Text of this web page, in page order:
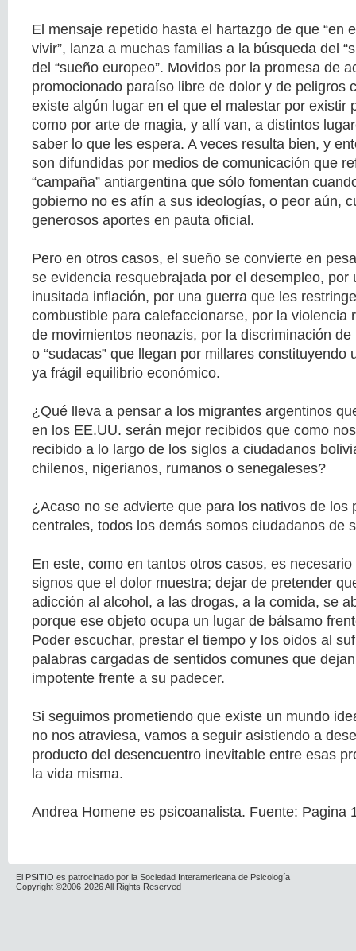
El mensaje repetido hasta el hartazgo de que “en
vivir”, lanza a muchas familias a la búsqueda del
del “sueño europeo”. Movidos por la promesa de
promocionado paraíso libre de dolor y de peligros
existe algún lugar en el que el malestar por existir
como por arte de magia, y allí van, a distintos
saber lo que les espera. A veces resulta bien, y
son difundidas por medios de comunicación que
“campaña” antiargentina que sólo fomentan
gobierno no es afín a sus ideologías, o peor aún,
generosos aportes en pauta oficial.
Pero en otros casos, el sueño se convierte en
se evidencia resquebrajada por el desempleo, por
inusitada inflación, por una guerra que les
combustible para calefaccionarse, por la violencia
de movimientos neonazis, por la discriminación
o “sudacas” que llegan por millares constituyendo
ya frágil equilibrio económico.
¿Qué lleva a pensar a los migrantes argentinos
en los EE.UU. serán mejor recibidos que como
recibido a lo largo de los siglos a ciudadanos
chilenos, nigerianos, rumanos o senegaleses?
¿Acaso no se advierte que para los nativos de los
centrales, todos los demás somos ciudadanos de
En este, como en tantos otros casos, es
signos que el dolor muestra; dejar de pretender
adicción al alcohol, a las drogas, a la comida, se
porque ese objeto ocupa un lugar de bálsamo
Poder escuchar, prestar el tiempo y los oidos al
palabras cargadas de sentidos comunes que
impotente frente a su padecer.
Si seguimos prometiendo que existe un mundo
no nos atraviesa, vamos a seguir asistiendo a
producto del desencuentro inevitable entre esas
la vida misma.
Andrea Homene es psicoanalista. Fuente: Pagina
El PSITIO es patrocinado por la Sociedad Interamericana de Psicología
Copyright ©2006-2026 All Rights Reserved